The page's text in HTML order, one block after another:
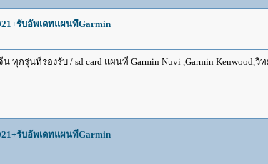
รับอัพเดทแผนทีGarmin
ทุกรุ่นที่รองรับ / sd card แผนที่ Garmin Nuvi ,Garmin Kenwood,
รับอัพเดทแผนทีGarmin